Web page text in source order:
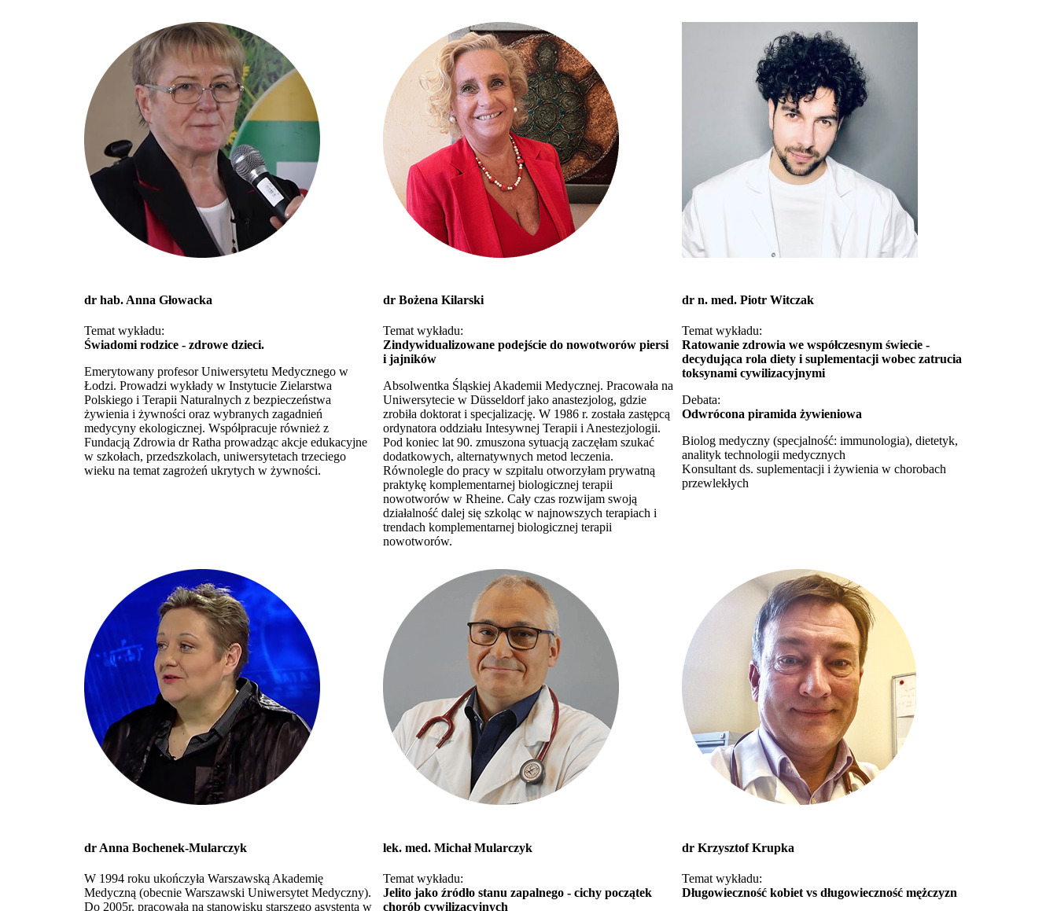
dr hab. Anna Głowacka
Temat wykładu:
Świadomi rodzice - zdrowe dzieci.
Emerytowany profesor Uniwersytetu Medycznego w
Łodzi. Prowadzi wykłady w Instytucie Zielarstwa
Polskiego i Terapii Naturalnych z bezpieczeństwa
żywienia i żywności oraz wybranych zagadnień
medycyny ekologicznej. Współpracuje również z
Fundacją Zdrowia dr Ratha prowadząc akcje edukacyjne
w szkołach, przedszkolach, uniwersytetach trzeciego
wieku na temat zagrożeń ukrytych w żywności.
dr Bożena Kilarski
Temat wykładu:
Zindywidualizowane podejście do nowotworów piersi
i jajników
Absolwentka Śląskiej Akademii Medycznej. Pracowała na
Uniwersytecie w Düsseldorf jako anastezjolog, gdzie
zrobiła doktorat i specjalizację. W 1986 r. została zastępcą
ordynatora oddziału Intesywnej Terapii i Anestezjologii.
Pod koniec lat 90. zmuszona sytuacją zaczęłam szukać
dodatkowych, alternatywnych metod leczenia.
Równolegle do pracy w szpitalu otworzyłam prywatną
praktykę komplementarnej biologicznej terapii
nowotworów w Rheine. Cały czas rozwijam swoją
działalność dalej się szkoląc w najnowszych terapiach i
trendach komplementarnej biologicznej terapii
nowotworów.
dr n. med. Piotr Witczak
Temat wykładu:
Ratowanie zdrowia we współczesnym świecie -
decydująca rola diety i suplementacji wobec zatrucia
toksynami cywilizacyjnymi
Debata:
Odwrócona piramida żywieniowa
Biolog medyczny (specjalność: immunologia), dietetyk,
analityk technologii medycznych
Konsultant ds. suplementacji i żywienia w chorobach
przewlekłych
dr Anna Bochenek-Mularczyk
W 1994 roku ukończyła Warszawską Akademię
Medyczną (obecnie Warszawski Uniwersytet Medyczny).
Do 2005r. pracowała na stanowisku starszego asystenta w
lek. med. Michał Mularczyk
Temat wykładu:
Jelito jako źródło stanu zapalnego - cichy początek
chorób cywilizacyjnych
dr Krzysztof Krupka
Temat wykładu:
Długowieczność kobiet vs długowieczność mężczyzn